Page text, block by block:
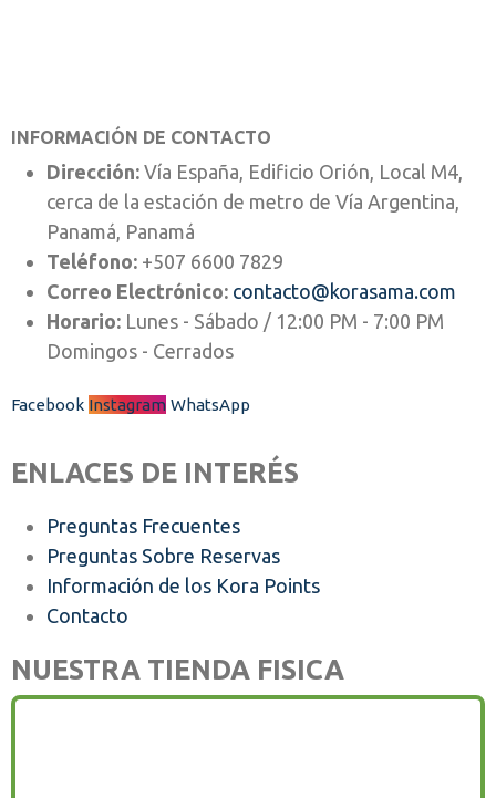
INFORMACIÓN DE CONTACTO
Dirección: Vía España, Edificio Orión, Local M4,
cerca de la estación de metro de Vía Argentina,
Panamá, Panamá
Teléfono: +507 6600 7829
Correo Electrónico: contacto@korasama.com
Horario: Lunes - Sábado / 12:00 PM - 7:00 PM
Domingos - Cerrados
Facebook Instagram WhatsApp
ENLACES DE INTERÉS
Preguntas Frecuentes
Preguntas Sobre Reservas
Información de los Kora Points
Contacto
NUESTRA TIENDA FISICA